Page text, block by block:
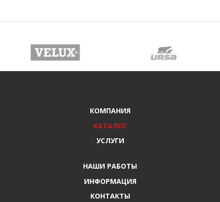
КОМПАНИЯ
КАТАЛОГ
УСЛУГИ
НАШИ РАБОТЫ
ИНФОРМАЦИЯ
КОНТАКТЫ